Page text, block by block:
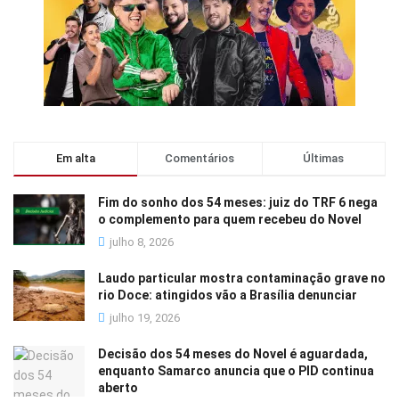
Em alta Comentários Últimas
Fim do sonho dos 54 meses: juiz do TRF 6 nega
o complemento para quem recebeu do Novel
julho 8, 2026
Laudo particular mostra contaminação grave no
rio Doce: atingidos vão a Brasília denunciar
julho 19, 2026
Decisão dos 54 meses do Novel é aguardada,
enquanto Samarco anuncia que o PID continua
aberto